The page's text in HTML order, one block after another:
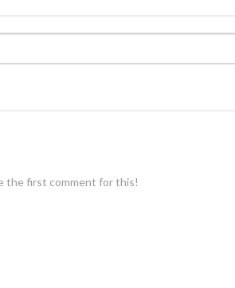
the first comment for this!